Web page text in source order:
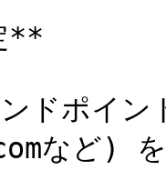
**
ドポイ
など) を